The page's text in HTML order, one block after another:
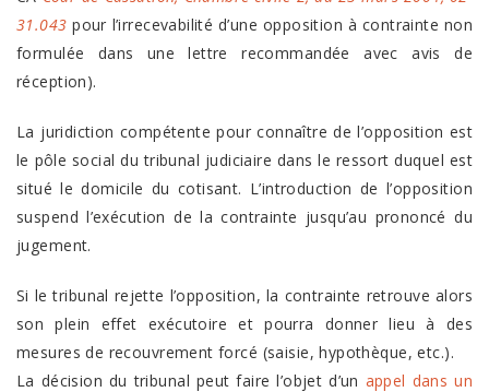
31.043 pour l’irrecevabilité d’une opposition à contrainte non
formulée dans une lettre recommandée avec avis de
réception).
La juridiction compétente pour connaître de l’opposition est
le pôle social du tribunal judiciaire dans le ressort duquel est
situé le domicile du cotisant. L’introduction de l’opposition
suspend l’exécution de la contrainte jusqu’au prononcé du
jugement.
Si le tribunal rejette l’opposition, la contrainte retrouve alors
son plein effet exécutoire et pourra donner lieu à des
mesures de recouvrement forcé (saisie, hypothèque, etc.).
La décision du tribunal peut faire l’objet d’un appel dans un